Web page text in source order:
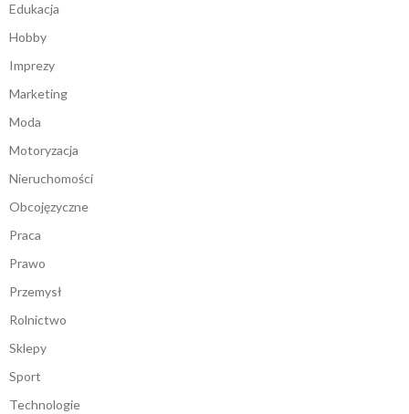
Edukacja
Hobby
Imprezy
Marketing
Moda
Motoryzacja
Nieruchomości
Obcojęzyczne
Praca
Prawo
Przemysł
Rolnictwo
Sklepy
Sport
Technologie